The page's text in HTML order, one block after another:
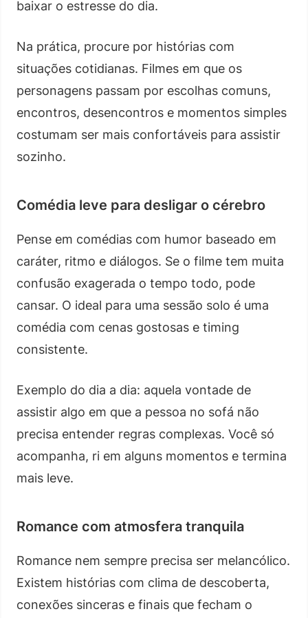
baixar o estresse do dia.
Na prática, procure por histórias com
situações cotidianas. Filmes em que os
personagens passam por escolhas comuns,
encontros, desencontros e momentos simples
costumam ser mais confortáveis para assistir
sozinho.
Comédia leve para desligar o cérebro
Pense em comédias com humor baseado em
caráter, ritmo e diálogos. Se o filme tem muita
confusão exagerada o tempo todo, pode
cansar. O ideal para uma sessão solo é uma
comédia com cenas gostosas e timing
consistente.
Exemplo do dia a dia: aquela vontade de
assistir algo em que a pessoa no sofá não
precisa entender regras complexas. Você só
acompanha, ri em alguns momentos e termina
mais leve.
Romance com atmosfera tranquila
Romance nem sempre precisa ser melancólico.
Existem histórias com clima de descoberta,
conexões sinceras e finais que fecham o